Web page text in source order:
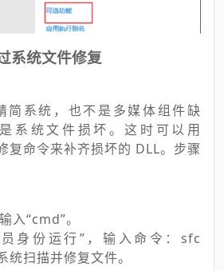
系统文件修复
简系统，也不是多媒体组件缺
系统文件损坏。这时可以用
命令来补齐损坏的 DLL。步骤
入“cmd”。
身份运行”，输入命令：sfc
扫描并修复文件。